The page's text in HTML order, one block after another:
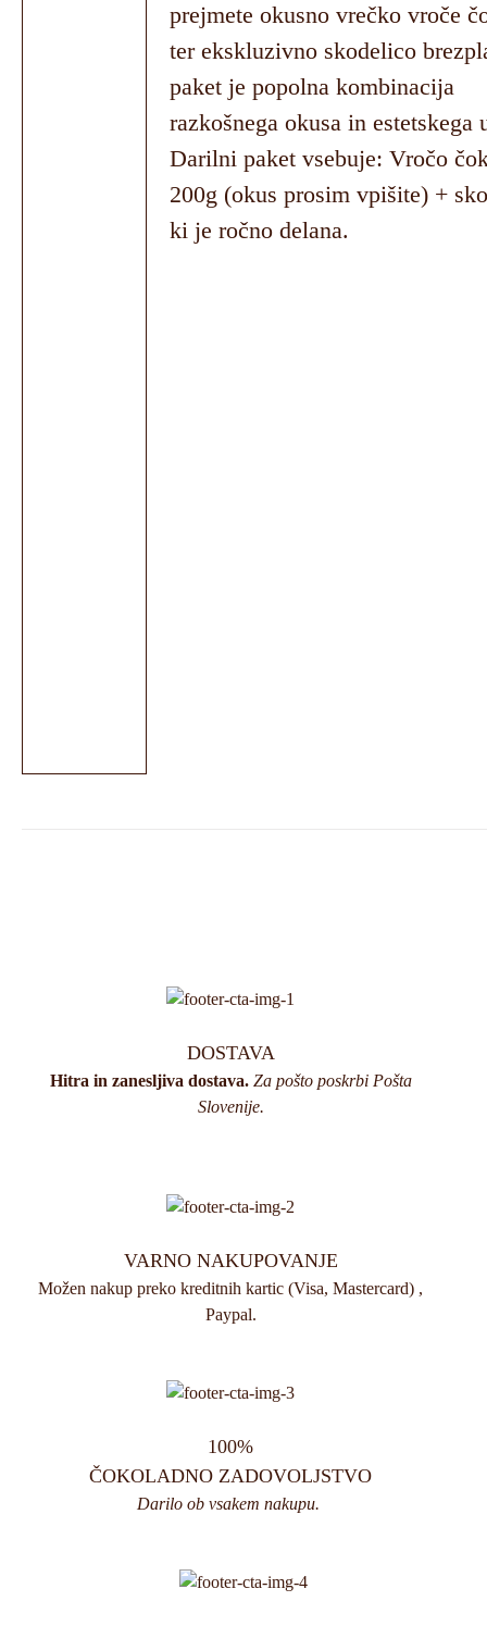
prejmete okusno vrečko vroče
ter ekskluzivno skodelico
paket je popolna kombinacija
razkošnega okusa in estetskega
Darilni paket vsebuje: Vročo
200g (okus prosim vpišite) +
ki je ročno delana.
DOSTAVA
Hitra in zanesljiva dostava. Za pošto poskrbi Pošta
Slovenije.
VARNO NAKUPOVANJE
Možen nakup preko kreditnih kartic (Visa, Mastercard) ,
Paypal.
100%
ČOKOLADNO ZADOVOLJSTVO
Darilo ob vsakem nakupu.